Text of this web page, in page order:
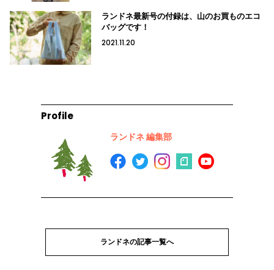
ランドネ最新号の付録は、山のお買ものエコ
バッグです！
2021.11.20
Profile
ランドネ 編集部
ランドネの記事一覧へ